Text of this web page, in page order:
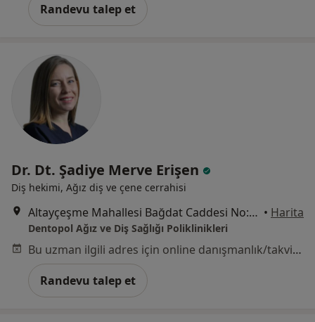
Randevu talep et
Dr. Dt. Şadiye Merve Erişen
Diş hekimi, Ağız diş ve çene cerrahisi
Altayçeşme Mahallesi Bağdat Caddesi No:317, Maltepe • Harita
Dentopol Ağız ve Diş Sağlığı Poliklinikleri
Bu uzman ilgili adres için online danışmanlık/takvim sunmuyor.
Randevu talep et